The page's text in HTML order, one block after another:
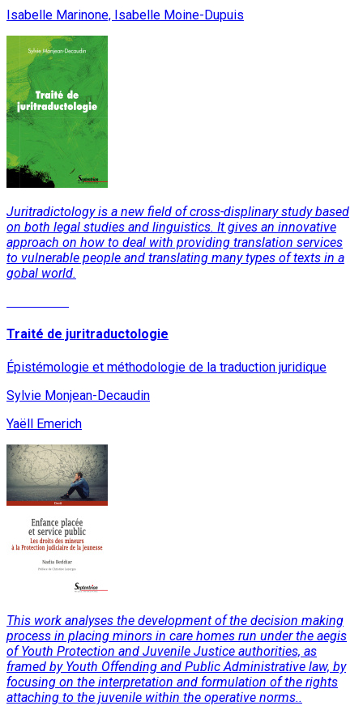
Isabelle Marinone, Isabelle Moine-Dupuis
Juritradictology is a new field of cross-displinary study based
on both legal studies and linguistics. It gives an innovative
approach on how to deal with providing translation services
to vulnerable people and translating many types of texts in a
gobal world.
Traité de juritraductologie
Épistémologie et méthodologie de la traduction juridique
Sylvie Monjean-Decaudin
Yaëll Emerich
This work analyses the development of the decision making
process in placing minors in care homes run under the aegis
of Youth Protection and Juvenile Justice authorities, as
framed by Youth Offending and Public Administrative law, by
focusing on the interpretation and formulation of the rights
attaching to the juvenile within the operative norms..